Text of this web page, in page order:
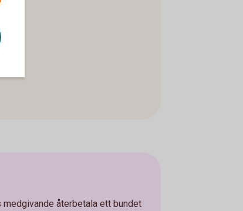
medgivande återbetala ett bundet